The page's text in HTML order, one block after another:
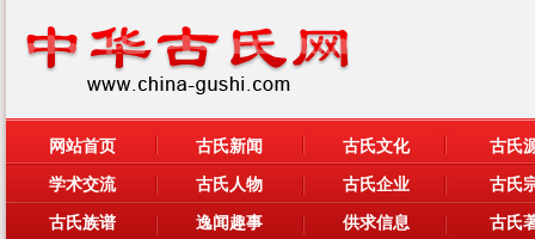
网站首页 古氏新闻 古氏文化
古氏
学术交流
古氏人物 古氏企业
古氏
古氏族谱
逸闻趣事 供求信息 古氏